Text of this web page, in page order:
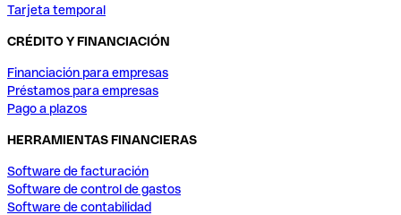
Tarjeta temporal
CRÉDITO Y FINANCIACIÓN
Financiación para empresas
Préstamos para empresas
Pago a plazos
HERRAMIENTAS FINANCIERAS
Software de facturación
Software de control de gastos
Software de contabilidad